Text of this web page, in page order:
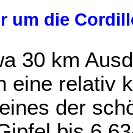
um die
30 km
eine relativ
der